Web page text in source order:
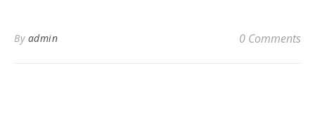
By admin 0 Comments